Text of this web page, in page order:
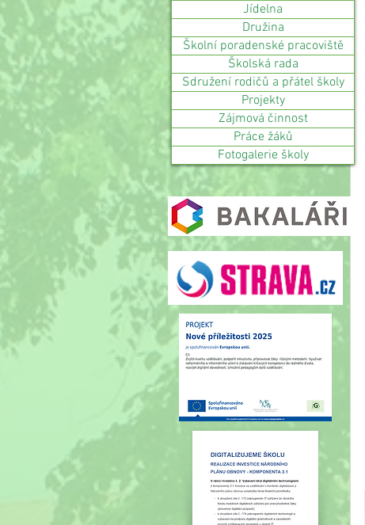
Jídelna
Družina
Školní poradenské pracoviště
Školská rada
Sdružení rodičů a přátel školy
Projekty
Zájmová činnost
Práce žáků
Fotogalerie školy